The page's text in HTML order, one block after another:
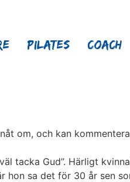
Pilates Coach
om, och kan
tacka Gud”. Härligt
hon sa det för 30 år sen